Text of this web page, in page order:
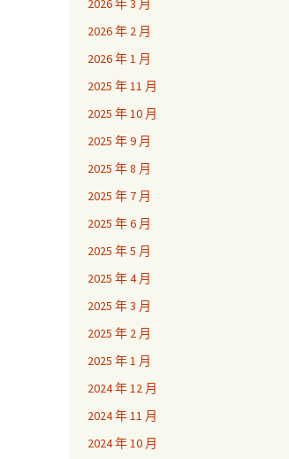
2026 年 3 月
2026 年 2 月
2026 年 1 月
2025 年 11 月
2025 年 10 月
2025 年 9 月
2025 年 8 月
2025 年 7 月
2025 年 6 月
2025 年 5 月
2025 年 4 月
2025 年 3 月
2025 年 2 月
2025 年 1 月
2024 年 12 月
2024 年 11 月
2024 年 10 月